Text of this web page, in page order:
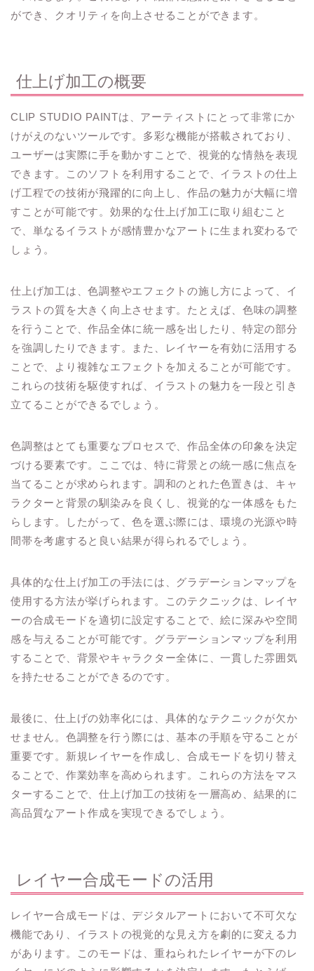
ができ、クオリティを向上させることができます。
仕上げ加工の概要
CLIP STUDIO PAINTは、アーティストにとって非常にか
けがえのないツールです。多彩な機能が搭載されており、
ユーザーは実際に手を動かすことで、視覚的な情熱を表現
できます。このソフトを利用することで、イラストの仕上
げ工程での技術が飛躍的に向上し、作品の魅力が大幅に増
すことが可能です。効果的な仕上げ加工に取り組むこと
で、単なるイラストが感情豊かなアートに生まれ変わるで
しょう。
仕上げ加工は、色調整やエフェクトの施し方によって、イ
ラストの質を大きく向上させます。たとえば、色味の調整
を行うことで、作品全体に統一感を出したり、特定の部分
を強調したりできます。また、レイヤーを有効に活用する
ことで、より複雑なエフェクトを加えることが可能です。
これらの技術を駆使すれば、イラストの魅力を一段と引き
立てることができるでしょう。
色調整はとても重要なプロセスで、作品全体の印象を決定
づける要素です。ここでは、特に背景との統一感に焦点を
当てることが求められます。調和のとれた色置きは、キャ
ラクターと背景の馴染みを良くし、視覚的な一体感をもた
らします。したがって、色を選ぶ際には、環境の光源や時
間帯を考慮すると良い結果が得られるでしょう。
具体的な仕上げ加工の手法には、グラデーションマップを
使用する方法が挙げられます。このテクニックは、レイヤ
ーの合成モードを適切に設定することで、絵に深みや空間
感を与えることが可能です。グラデーションマップを利用
することで、背景やキャラクター全体に、一貫した雰囲気
を持たせることができるのです。
最後に、仕上げの効率化には、具体的なテクニックが欠か
せません。色調整を行う際には、基本の手順を守ることが
重要です。新規レイヤーを作成し、合成モードを切り替え
ることで、作業効率を高められます。これらの方法をマス
ターすることで、仕上げ加工の技術を一層高め、結果的に
高品質なアート作成を実現できるでしょう。
レイヤー合成モードの活用
レイヤー合成モードは、デジタルアートにおいて不可欠な
機能であり、イラストの視覚的な見え方を劇的に変える力
があります。このモードは、重ねられたレイヤーが下のレ